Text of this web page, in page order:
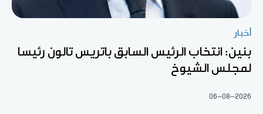
أخبار
بنين: انتخاب الرئيس السابق باتريس تالون رئيسا
لمجلس الشيوخ
06-08-2026